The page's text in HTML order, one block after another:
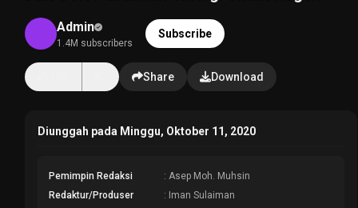
Admin
1.4M subscribers
Subscribe
Share Download
Diunggah pada Minggu, Oktober 11, 2020
Pemimpin Redaksi
: Asep Moh. Muhsin
Redaktur/Produser
: Iman Sulaiman